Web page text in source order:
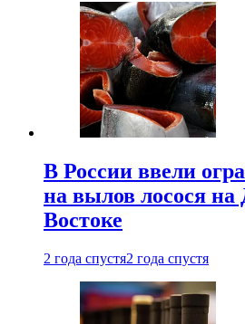
В России ввели
на вылов лосося на
Востоке
2 года спустя2 года спустя